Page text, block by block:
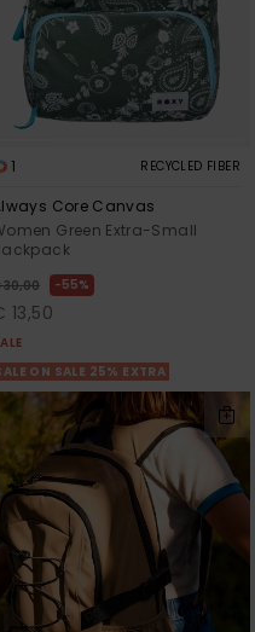
1 RECYCLED FIBER
Core Canvas
Green Extra-Small
30,00 55%
13,50
ON SALE 25% EXTRA